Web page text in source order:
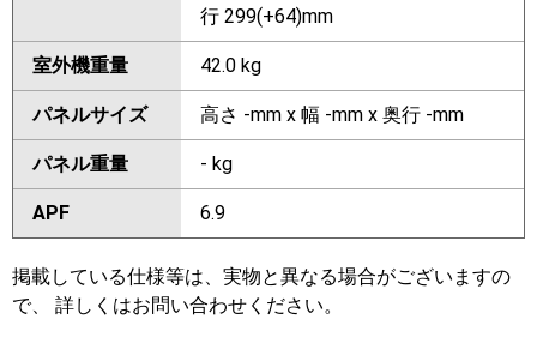
行 299(+64)mm
室外機重量 42.0 kg
パネルサイズ 高さ -mm x 幅 -mm x 奥行 -mm
パネル重量 - kg
APF 6.9
掲載している仕様等は、実物と異なる場合がございますの
で、 詳しくはお問い合わせください。